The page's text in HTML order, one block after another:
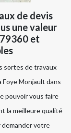
de devis
une valeur
et
sortes de travaux
Monjault dans
pouvoir vous faire
la meilleure qualité
demander votre